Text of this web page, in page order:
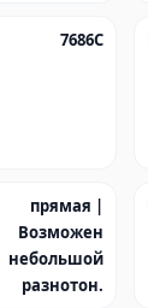
7686C
прямая |
Возможен
небольшой
разнотон.